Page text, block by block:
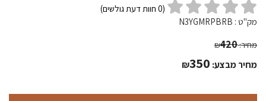
(
0 חוות דעת גולשים)
מק"ט : N3YGMRPBRB
מחיר: ₪420
מחיר מבצע: ₪350